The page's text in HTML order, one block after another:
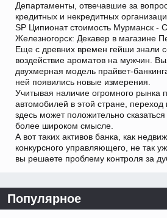
Департаменты, отвечавшие за
кредитных и некредитных
SP Ципионат стоимость Мурманск -
Железногорск: Декавер в магазине
Еще с древних времен гейши знали
воздействие ароматов на мужчин.
двухмерная модель прайвет-
ней появились новые измерения.
Учитывая наличие огромного рынка
автомобилей в этой стране, переход
здесь может положительно
более широком смысле.
А вот таких активов банка, как
конкурсного управляющего, не так
вы решаете проблему контроля за
Популярное